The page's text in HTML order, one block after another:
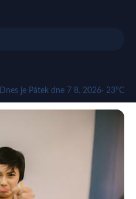
Dnes je Pátek dne 7 8. 2026· 23°C